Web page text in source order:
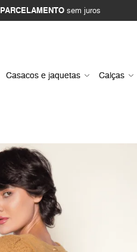
PARCELAMENTOsem juros
Casacos e jaquetas Calças